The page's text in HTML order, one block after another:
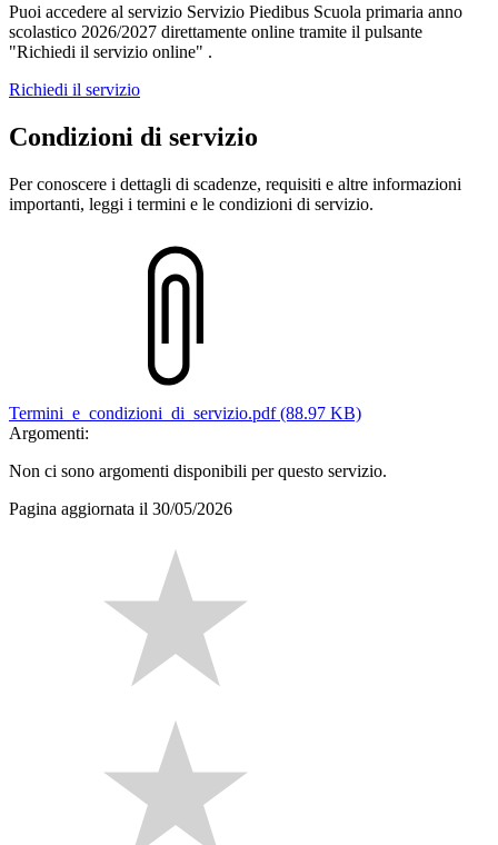
Puoi accedere al servizio Servizio Piedibus Scuola primaria anno
scolastico 2026/2027 direttamente online tramite il pulsante
"Richiedi il servizio online" .
Richiedi il servizio
Condizioni di servizio
Per conoscere i dettagli di scadenze, requisiti e altre informazioni
importanti, leggi i termini e le condizioni di servizio.
Termini_e_condizioni_di_servizio.pdf (88.97 KB)
Argomenti:
Non ci sono argomenti disponibili per questo servizio.
Pagina aggiornata il 30/05/2026